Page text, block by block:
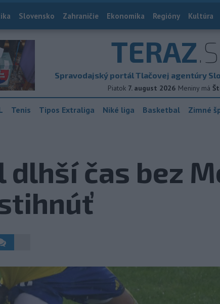
Slovensko Zahraničie Ekonomika Regióny Kultúra
TERAZ
Spravodajský portál Tlačovej agentúry
Piatok 7. august 2026 Meniny má
Tenis Tipos Extraliga Niké liga Basketbal Zimné
dlhší čas bez